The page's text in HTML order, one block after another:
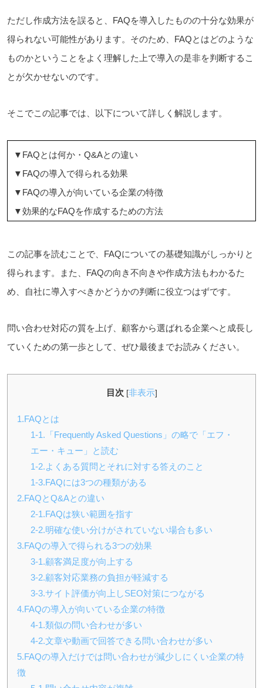
ただし作成方法を誤ると、FAQを導入したものの十分な効果が
得られない可能性があります。そのため、FAQとはどのような
ものかということをよく理解した上で導入の是非を判断するこ
とが欠かせないのです。
そこでこの記事では、以下について詳しく解説します。
▼FAQとは何か・Q&Aとの違い
▼FAQの導入で得られる効果
▼FAQの導入が向いている企業の特徴
▼効果的なFAQを作成するための方法
この記事を読むことで、FAQについての基礎知識がしっかりと
得られます。また、FAQの向き不向きや作成方法もわかるた
め、自社に導入すべきかどうかの判断に役立つはずです。
問い合わせ対応の質を上げ、顧客から選ばれる企業へと成長し
ていくための第一歩として、ぜひ最後までお読みください。
目次 [非表示]
1.FAQとは
1-1.「Frequently Asked Questions」の略で「エフ・
エー・キュー」と読む
1-2.よくある質問とそれに対する答えのこと
1-3.FAQには3つの種類がある
2.FAQとQ&Aとの違い
2-1.FAQは狭い範囲を指す
2-2.明確な使い分けがされていない場合も多い
3.FAQの導入で得られる3つの効果
3-1.顧客満足度が向上する
3-2.顧客対応業務の負担が軽減する
3-3.サイト評価が向上しSEO対策につながる
4.FAQの導入が向いている企業の特徴
4-1.類似の問い合わせが多い
4-2.文章や動画で回答できる問い合わせが多い
5.FAQの導入だけでは問い合わせが減少しにくい企業の特
徴